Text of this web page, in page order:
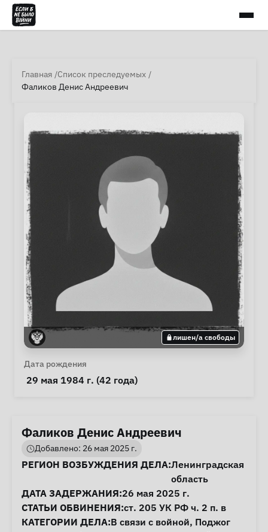
Главная Список преследуемых
Фаликов Денис Андреевич
лишен/а свободы
Личная информация
Дата рождения
29 мая 1984 г. (42 года)
Фаликов Денис Андреевич
Добавлено: 26 мая 2025 г.
Информация о деле
РЕГИОН ВОЗБУЖДЕНИЯ ДЕЛА:Ленинградская
область
ДАТА ЗАДЕРЖАНИЯ:26 мая 2025 г.
СТАТЬИ ОБВИНЕНИЯ:ст. 205 УК РФ ч. 2 п. в
КАТЕГОРИИ ДЕЛА:В связи с войной, Поджог